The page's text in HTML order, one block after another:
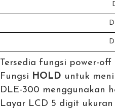
Tersedia fungsi power-off
Fungsi HOLD untuk
DLE-300 menggunakan
Layar LCD 5 digit